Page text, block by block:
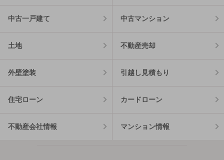
中古一戸建て 中古マンション
土地 不動産売却
外壁塗装 引越し見積もり
住宅ローン カードローン
不動産会社情報 マンション情報